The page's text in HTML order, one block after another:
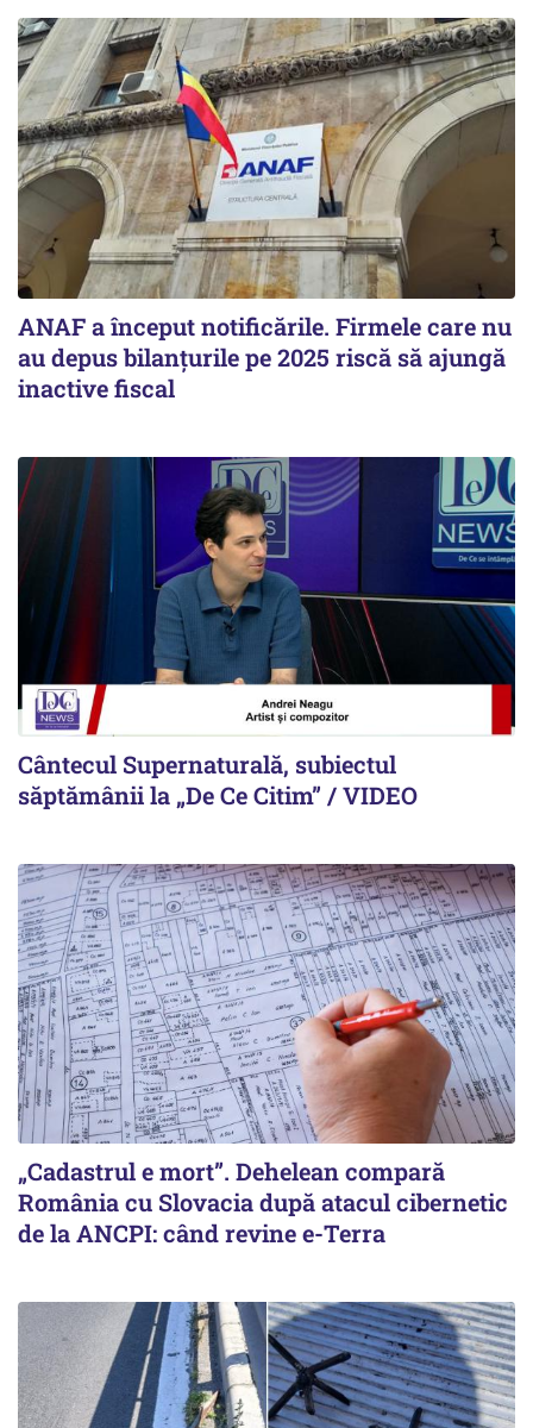
ANAF a început notificările. Firmele care nu
au depus bilanțurile pe 2025 riscă să ajungă
inactive fiscal
Cântecul Supernaturală, subiectul
săptămânii la „De Ce Citim” / VIDEO
„Cadastrul e mort”. Dehelean compară
România cu Slovacia după atacul cibernetic
de la ANCPI: când revine e-Terra